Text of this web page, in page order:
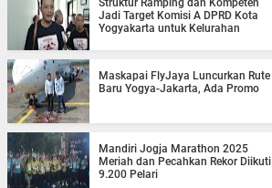
Struktur Ramping dan Kompeten
Jadi Target Komisi A DPRD Kota
Yogyakarta untuk Kelurahan
Maskapai FlyJaya Luncurkan Rute
Baru Yogya-Jakarta, Ada Promo
Mandiri Jogja Marathon 2025
Meriah dan Pecahkan Rekor Diikuti
9.200 Pelari